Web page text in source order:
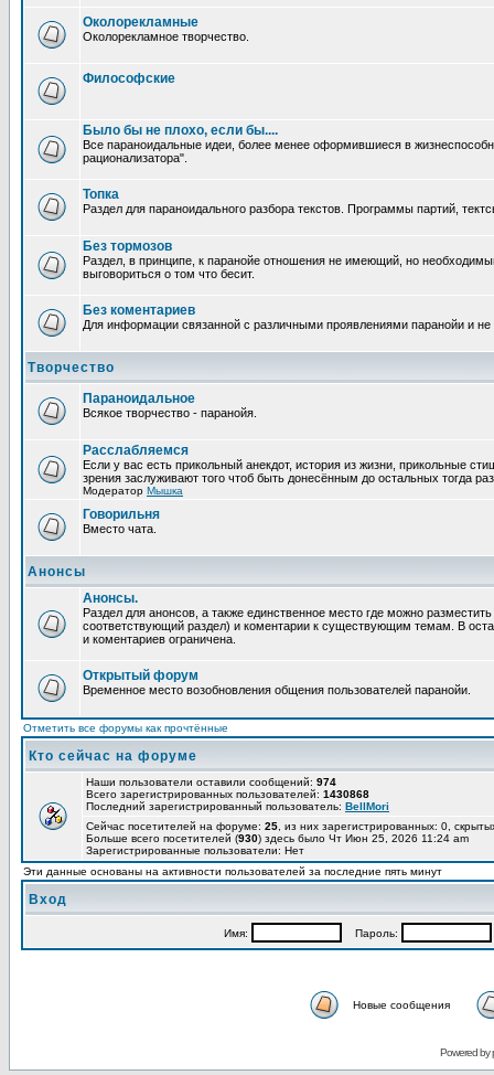
Околорекламные
Околорекламное творчество.
Философские
Было бы не плохо, если бы....
Все параноидальные идеи, более менее оформившиеся в
рационализатора".
Топка
Раздел для параноидального разбора текстов. Программы партий,
Без тормозов
Раздел, в принципе, к паранойе отношения не имеющий, но
выговориться о том что бесит.
Без коментариев
Для информации связанной с различными проявлениями паранойи и
Творчество
Параноидальное
Всякое творчество - паранойя.
Расслабляемся
Если у вас есть прикольный анекдот, история из жизни, прикольные
зрения заслуживают того чтоб быть донесённым до остальных тогда
Модератор Мышка
Говорильня
Вместо чата.
Анонсы
Анонсы.
Раздел для анонсов, а также единственное место где можно
соответствующий раздел) и коментарии к существующим темам. В
и коментариев ограничена.
Открытый форум
Временное место возобновления общения пользователей паранойи.
Отметить все форумы как прочтённые
Кто сейчас на форуме
Наши пользователи оставили сообщений: 974
Всего зарегистрированных пользователей: 1430868
Последний зарегистрированный пользователь: BellMori
Сейчас посетителей на форуме: 25 , из них зарегистрированных: 0,
Больше всего посетителей (930) здесь было Чт Июн 25, 2026 11:24 am
Зарегистрированные пользователи: Нет
Эти данные основаны на активности пользователей за последние пять минут
Вход
Имя: Пароль:
Новые сообщения
Powered by